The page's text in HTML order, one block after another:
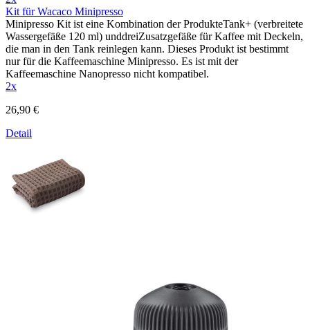
Kit für Wacaco Minipresso
Minipresso Kit ist eine Kombination der ProdukteTank+ (verbreitete
Wassergefäße 120 ml) unddreiZusatzgefäße für Kaffee mit Deckeln,
die man in den Tank reinlegen kann. Dieses Produkt ist bestimmt
nur für die Kaffeemaschine Minipresso. Es ist mit der
Kaffeemaschine Nanopresso nicht kompatibel.
2x
26,90 €
Detail